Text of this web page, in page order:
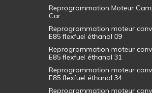
Reprogrammation Moteur
Car
Reprogrammation moteur
E85 flexfuel éthanol 09
Reprogrammation moteur
E85 flexfuel éthanol 31
Reprogrammation moteur
E85 flexfuel éthanol 34
Reprogrammation moteur